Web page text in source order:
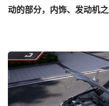
动的部分，内饰、发动机